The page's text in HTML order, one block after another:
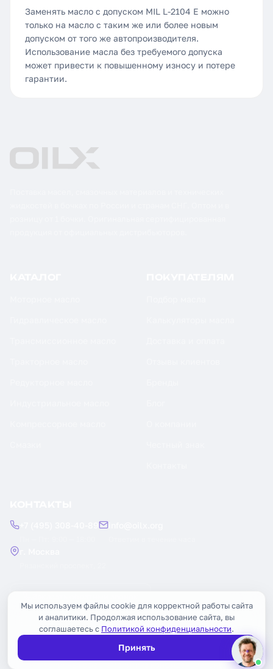
Заменять масло с допуском MIL L-2104 E можно
только на масло с таким же или более новым
допуском от того же автопроизводителя.
Использование масла без требуемого допуска
может привести к повышенному износу и потере
гарантии.
© 2026 OILX. Все права защищены.
Политика конфиденциальности
Мы используем файлы cookie для корректной работы сайта
и аналитики. Продолжая использование сайта, вы
соглашаетесь с Политикой конфиденциальности.
Принять